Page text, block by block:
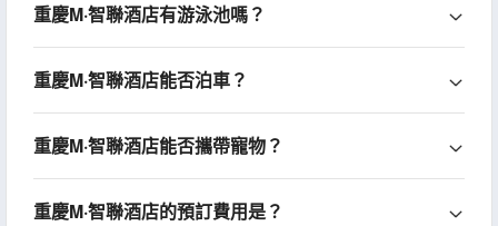
重慶M·智聯酒店有游泳池嗎？
重慶M·智聯酒店能否泊車？
重慶M·智聯酒店能否攜帶寵物？
重慶M·智聯酒店的預訂費用是？